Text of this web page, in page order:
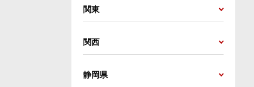
関東
関西
静岡県